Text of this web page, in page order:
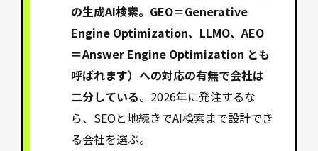
の生成AI検索。GEO＝Generative
Engine Optimization、LLMO、AEO
＝Answer Engine Optimization とも
呼ばれます）への対応の有無で会社は
二分している。2026年に発注するな
ら、SEOと地続きでAI検索まで設計でき
る会社を選ぶ。